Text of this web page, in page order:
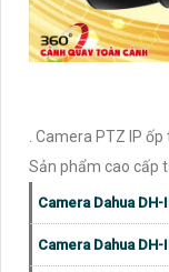
. Camera PTZ IP
Sản phẩm cao cấp
Camera Dahua DH-
Camera Dahua DH-